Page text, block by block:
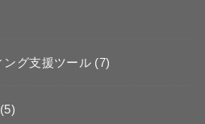
ング支援ツール (7)
(5)